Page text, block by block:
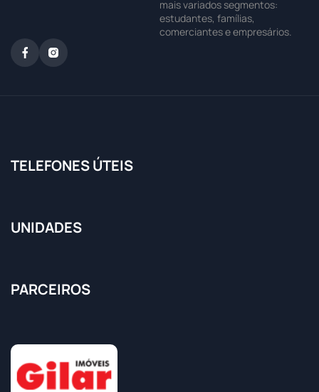
mais variados segmentos:
estudantes, famílias,
comerciantes e empresários.
TELEFONES ÚTEIS
UNIDADES
PARCEIROS